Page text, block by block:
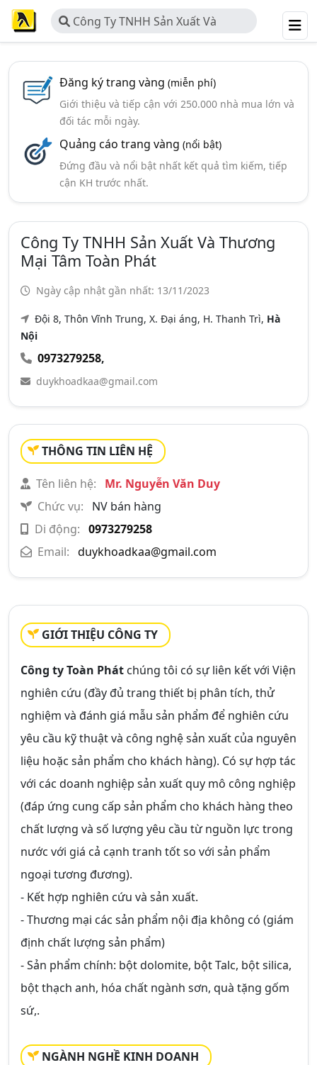
Công Ty TNHH Sản Xuất Và
Thương Mại Tâm Toàn Phát
Đăng ký trang vàng (miễn phí)
Giới thiệu và tiếp cận với 250.000 nhà mua lớn và
đối tác mỗi ngày.
Quảng cáo trang vàng (nổi bật)
Đứng đầu và nổi bật nhất kết quả tìm kiếm, tiếp
cận KH trước nhất.
Công Ty TNHH Sản Xuất Và Thương
Mại Tâm Toàn Phát
Ngày cập nhật gần nhất: 13/11/2023
Đội 8, Thôn Vĩnh Trung, X. Đại áng, H. Thanh Trì, Hà
Nội
0973279258,
duykhoadkaa@gmail.com
THÔNG TIN LIÊN HỆ
Tên liên hệ:
Mr. Nguyễn Văn Duy
Chức vụ:
NV bán hàng
Di động: 0973279258
Email: duykhoadkaa@gmail.com
GIỚI THIỆU CÔNG TY
Công ty Toàn Phát chúng tôi có sự liên kết với Viện
nghiên cứu (đầy đủ trang thiết bị phân tích, thử
nghiệm và đánh giá mẫu sản phẩm để nghiên cứu
yêu cầu kỹ thuật và công nghệ sản xuất của nguyên
liệu hoặc sản phẩm cho khách hàng). Có sự hợp tác
với các doanh nghiệp sản xuất quy mô công nghiệp
(đáp ứng cung cấp sản phẩm cho khách hàng theo
chất lượng và số lượng yêu cầu từ nguồn lực trong
nước với giá cả cạnh tranh tốt so với sản phẩm
ngoại tương đương).
- Kết hợp nghiên cứu và sản xuất.
- Thương mại các sản phẩm nội địa không có (giám
định chất lượng sản phẩm)
- Sản phẩm chính: bột dolomite, bột Talc, bột silica,
bột thạch anh, hóa chất ngành sơn, quà tặng gốm
sứ,.
NGÀNH NGHỀ KINH DOANH